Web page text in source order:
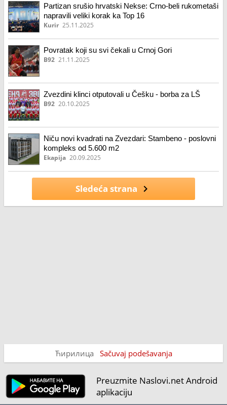
Partizan srušio hrvatski Nekse: Crno-beli rukometaši
napravili veliki korak ka Top 16
Kurir 25.11.2025
Povratak koji su svi čekali u Crnoj Gori
B92 21.11.2025
Zvezdini klinci otputovali u Češku - borba za LŠ
B92 20.10.2025
Niču novi kvadrati na Zvezdari: Stambeno - poslovni
kompleks od 5.600 m2
Ekapija 20.09.2025
Sledeća strana
Ћирилица Sačuvaj podešavanja
Preuzmite Naslovi.net Android
aplikaciju